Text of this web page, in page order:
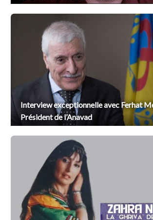
Interview exceptionnelle avec Ferhat
Président de l’Anavad